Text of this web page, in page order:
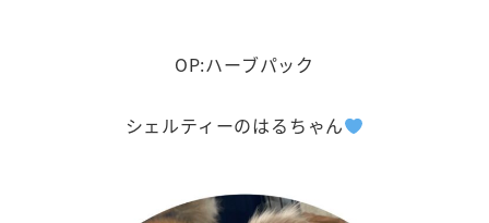
OP:ハーブパック
シェルティーのはるちゃん